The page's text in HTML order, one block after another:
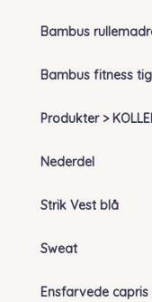
Bambus
Bambus fitness
Produkter >
Nederdel
Strik Vest blå
Sweat
Ensfarvede capris